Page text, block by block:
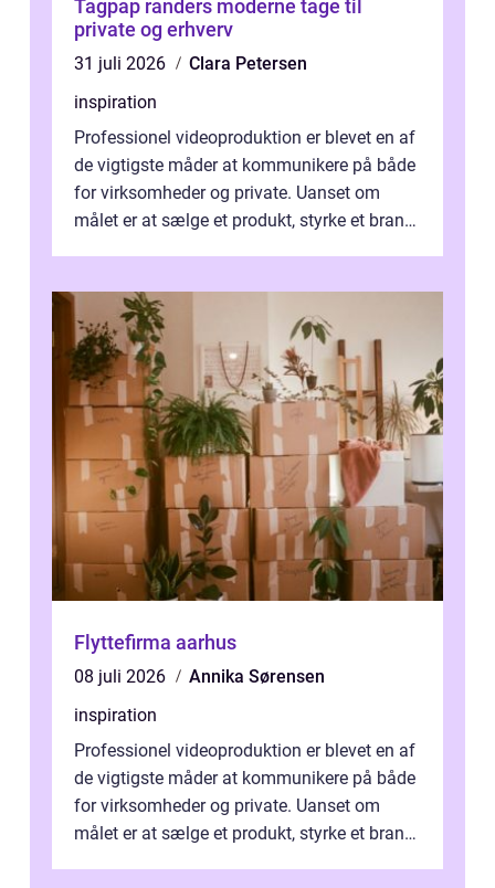
Tagpap randers moderne tage til
private og erhverv
31 juli 2026
Clara Petersen
inspiration
Professionel videoproduktion er blevet en af
de vigtigste måder at kommunikere på både
for virksomheder og private. Uanset om
målet er at sælge et produkt, styrke et brand,
Flyttefirma aarhus
08 juli 2026
Annika Sørensen
inspiration
Professionel videoproduktion er blevet en af
de vigtigste måder at kommunikere på både
for virksomheder og private. Uanset om
målet er at sælge et produkt, styrke et brand,